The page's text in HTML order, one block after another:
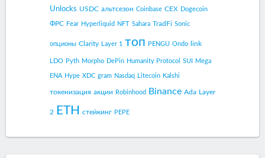
Unlocks USDC альтсезон Coinbase CEX Dogecoin
ФРС Fear Hyperliquid NFT Sahara TradFi Sonic
опционы Clarity Layer 1 топ PENGU Ondo link
LDO Pyth Morpho DePin Humanity Protocol SUI Mega
ENA Hype XDC gram Nasdaq Litecoin Kalshi
токенизация акции Robinhood Binance Ada Layer
2 ETH стейкинг PEPE